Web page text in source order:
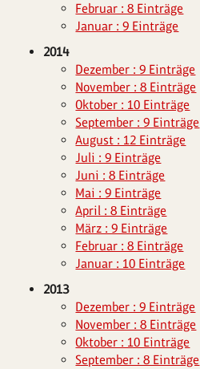
Februar : 8 Einträge
Januar : 9 Einträge
2014
Dezember : 9 Einträge
November : 8 Einträge
Oktober : 10 Einträge
September : 9 Einträge
August : 12 Einträge
Juli : 9 Einträge
Juni : 8 Einträge
Mai : 9 Einträge
April : 8 Einträge
März : 9 Einträge
Februar : 8 Einträge
Januar : 10 Einträge
2013
Dezember : 9 Einträge
November : 8 Einträge
Oktober : 10 Einträge
September : 8 Einträge